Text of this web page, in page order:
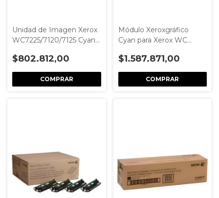
Unidad de Imagen Xerox
WC7225/7120/7125 Cyan -
$802.812,00
Módulo Xeroxgráfico
Cyan para Xerox WC
Modelo 113R00672
$1.587.871,00